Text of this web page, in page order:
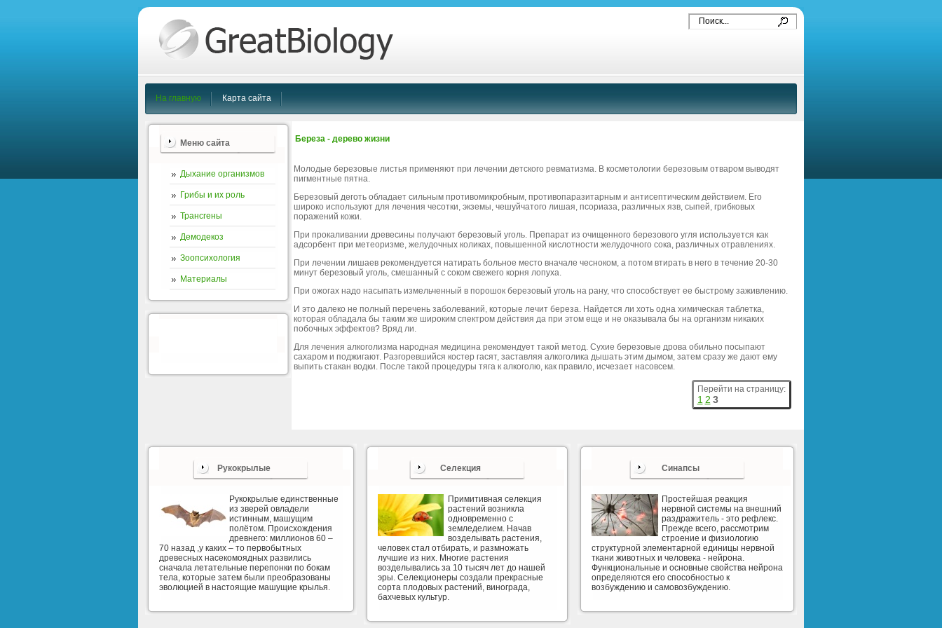
На главную Карта сайта
Береза - дерево жизни
Молодые березовые листья применяют при лечении детского ревматизма. В косметологии березовым отваром выводят
пигментные пятна.
Березовый деготь обладает сильным противомикробным, противопаразитарным и антисептическим действием. Его
широко используют для лечения чесотки, экземы, чешуйчатого лишая, псориаза, различных язв, сыпей, грибковых
поражений кожи.
При прокаливании древесины получают березовый уголь. Препарат из очищенного березового угля используется как
адсорбент при метеоризме, желудочных коликах, повышенной кислотности желудочного сока, различных отравлениях.
При лечении лишаев рекомендуется натирать больное место вначале чесноком, а потом втирать в него в течение 20-30
минут березовый уголь, смешанный с соком свежего корня лопуха.
При ожогах надо насыпать измельченный в порошок березовый уголь на рану, что способствует ее быстрому заживлению.
И это далеко не полный перечень заболеваний, которые лечит береза. Найдется ли хоть одна химическая таблетка,
которая обладала бы таким же широким спектром действия да при этом еще и не оказывала бы на организм никаких
побочных эффектов? Вряд ли.
Для лечения алкоголизма народная медицина рекомендует такой метод. Сухие березовые дрова обильно посыпают
сахаром и поджигают. Разгоревшийся костер гасят, заставляя алкоголика дышать этим дымом, затем сразу же дают ему
выпить стакан водки. После такой процедуры тяга к алкоголю, как правило, исчезает насовсем.
Перейти на страницу:
1 2 3
Меню сайта
Дыхание организмов
Грибы и их роль
Трансгены
Демодекоз
Зоопсихология
Материалы
Рукокрылые
Рукокрылые единственные
из зверей овладели
истинным, машущим
полётом. Происхождения
древнего: миллионов 60 –
70 назад ,у каких – то первобытных
древесных насекомоядных развились
сначала летательные перепонки по бокам
тела, которые затем были преобразованы
эволюцией в настоящие машущие крылья.
Селекция
Примитивная селекция
растений возникла
одновременно с
земледелием. Начав
возделывать растения,
человек стал отбирать, и размножать
лучшие из них. Многие растения
возделывались за 10 тысяч лет до нашей
эры. Селекционеры создали прекрасные
сорта плодовых растений, винограда,
бахчевых культур.
Синапсы
Простейшая реакция
нервной системы на внешний
раздражитель - это рефлекс.
Прежде всего, рассмотрим
строение и физиологию
структурной элементарной единицы нервной
ткани животных и человека - нейрона.
Функциональные и основные свойства нейрона
определяются его способностью к
возбуждению и самовозбуждению.